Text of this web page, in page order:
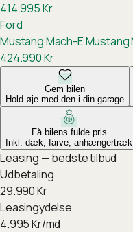
414.995Kr
Ford
Mustang Mach-EMustang
424.990Kr
Gem bilen
Hold øje med den i din garage
Få bilens fulde pris
Inkl. dæk, farve, anhængertræk
Leasing — bedste tilbud
Udbetaling
29.990Kr
Leasingydelse
4.995Kr/md